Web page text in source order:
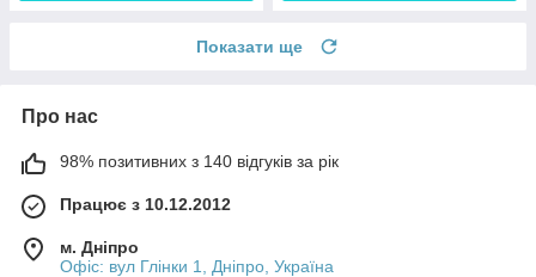
Показати ще
Про нас
98% позитивних з 140 відгуків за рік
Працює з 10.12.2012
м. Дніпро
Офіс: вул Глінки 1, Дніпро, Україна